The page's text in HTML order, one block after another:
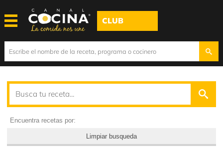
CLUB
Encuentra recetas por:
Limpiar busqueda